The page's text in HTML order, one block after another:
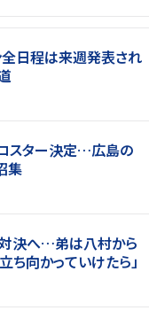
日程は来週発表され
スター決定…広島の
集
決へ…弟は八村から
ち向かっていけたら」